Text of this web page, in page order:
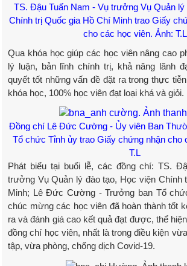
TS. Đậu Tuấn Nam - Vụ trưởng Vụ Quản lý
Chính trị Quốc gia Hồ Chí Minh trao Giấy
cho các học viên. Ảnh: T.L
Qua khóa học giúp các học viên nâng cao
lý luận, bản lĩnh chính trị, khả năng lãnh
quyết tốt những vấn đề đặt ra trong thực
khóa học, 100% học viên đạt loại khá và giỏi.
Đồng chí Lê Đức Cường - Ủy viên Ban
Tổ chức Tỉnh ủy trao Giấy chứng nhận cho
T.L
Phát biểu tại buổi lễ, các đồng chí: TS.
trưởng Vụ Quản lý đào tạo, Học viện Chính
Minh; Lê Đức Cường - Trưởng ban Tổ
chúc mừng các học viên đã hoàn thành tốt
ra và đánh giá cao kết quả đạt được, thể
đồng chí học viên, nhất là trong điều kiện
tập, vừa phòng, chống dịch Covid-19.